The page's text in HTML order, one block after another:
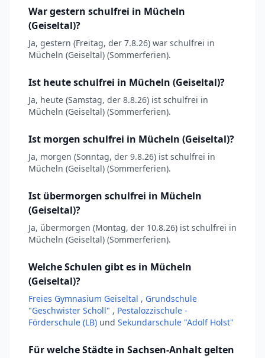
War gestern schulfrei in Mücheln
(Geiseltal)?
Ja, gestern (Freitag, der 7.8.26) war schulfrei in
Mücheln (Geiseltal) (Sommerferien).
Ist heute schulfrei in Mücheln (Geiseltal)?
Ja, heute (Samstag, der 8.8.26) ist schulfrei in
Mücheln (Geiseltal) (Sommerferien).
Ist morgen schulfrei in Mücheln (Geiseltal)?
Ja, morgen (Sonntag, der 9.8.26) ist schulfrei in
Mücheln (Geiseltal) (Sommerferien).
Ist übermorgen schulfrei in Mücheln
(Geiseltal)?
Ja, übermorgen (Montag, der 10.8.26) ist schulfrei in
Mücheln (Geiseltal) (Sommerferien).
Welche Schulen gibt es in Mücheln
(Geiseltal)?
Freies Gymnasium Geiseltal , Grundschule
"Geschwister Scholl" , Pestalozzischule -
Förderschule (LB) und Sekundarschule "Adolf Holst"
Für welche Städte in Sachsen-Anhalt gelten